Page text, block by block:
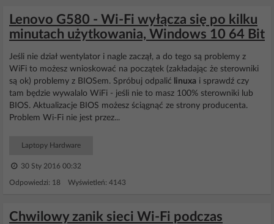
Lenovo G580 - Wi-Fi wyłącza się po kilku
minutach użytkowania, Windows 10 64 Bit
Jeśli nie dział wentylator i nagle zaczął, a do tego są problemy z
WiFi to możesz wnioskować na początek (zakładając że sterowniki
są ok) problemy z BIOSem. Spróbuj odpalić linuxa i sprawdź czy
tam będzie wywalalo WiFi - jeśli nie to masz 100% sterowniki lub
BIOS. Aktualizacje BIOS możesz ściągnąć ze strony producenta.
Problem Wi-Fi nie jest przez...
Laptopy Hardware
30 Sty 2016 00:32
Odpowiedzi: 18 Wyświetleń: 4143
Chwilowy zanik sieci Wi-Fi podczas